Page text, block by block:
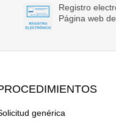
Registro
Página web
genérica